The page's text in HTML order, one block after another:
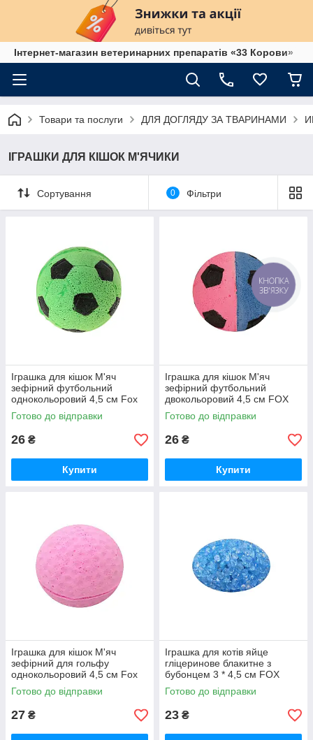
Інтернет-магазин ветеринарних препаратів «33 Корови»
Товари та послуги ДЛЯ ДОГЛЯДУ ЗА ТВАРИНАМИ
ІГРАШКИ ДЛЯ КІШОК М'ЯЧИКИ
Сортування 0 Фільтри
Іграшка для кішок М'яч
зефірний футбольний
однокольоровий 4,5 см Fox
Готово до відправки
26 ₴
Купити
Іграшка для кішок М'яч
зефірний футбольний
двокольоровий 4,5 см FOX
Готово до відправки
26 ₴
Купити
Іграшка для кішок М'яч
зефірний для гольфу
однокольоровий 4,5 см Fох
Готово до відправки
27 ₴
Іграшка для котів яйце
гліцеринове блакитне з
бубонцем 3 * 4,5 см FOX
Готово до відправки
23 ₴
КНОПКА
ЗВ'ЯЗКУ